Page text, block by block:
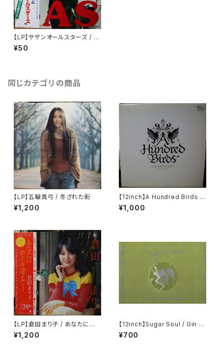
【LP】サザンオールスターズ / 10
Numbers Carat
¥50
同じカテゴリの商品
【LP】五輪真弓 / 冬ざれた街
¥1,200
【12inch】A Hundred Birds F
eat. Sugami / Amar Gora
¥1,000
【LP】倉田まり子 / あなたにめぐ
り逢えて・・・・
¥1,200
【12inch】Sugar Soul / Gin &
Lime
¥700